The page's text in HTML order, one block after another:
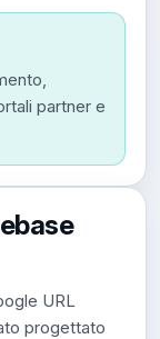
partner e
URL
progettato